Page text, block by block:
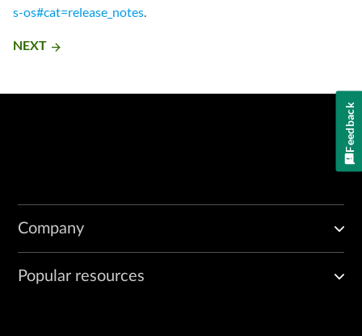
s-os#cat=release_notes.
NEXT arrow_forward
Company
Popular resources
Feedback